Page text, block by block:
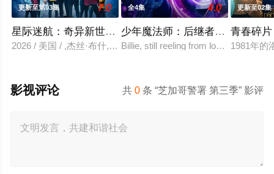
更新至第03集 7.0
星际迷航：奇异新世界 第四季
2026 / 美国 / ,杰丝·布什,克里斯蒂娜·钟,西莉亚·罗丝·古丁,阿德
全4集 4.0
少年魔法师：后继者 第三季
Billie, still reeling from losing Alex at
更新至02集
青春碎片
1981年的
共0 条 “芝加哥警署 第三季” 影评
影视评论